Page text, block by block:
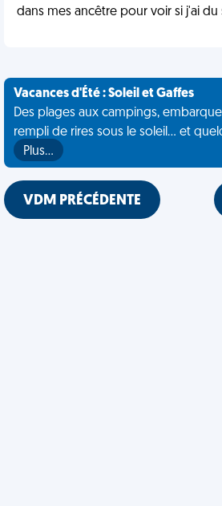
dans mes ancêtre pour voir si j'ai
Vacances d'Été : Soleil et Gaffes
Des plages aux campings,
rempli de rires sous le soleil... et
Plus…
VDM PRÉCÉDENTE